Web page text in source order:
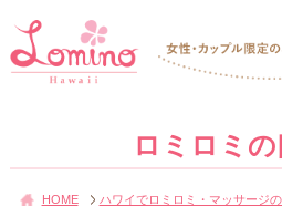
ロミロミの
HOME ハワイでロミロミ・マッサージ